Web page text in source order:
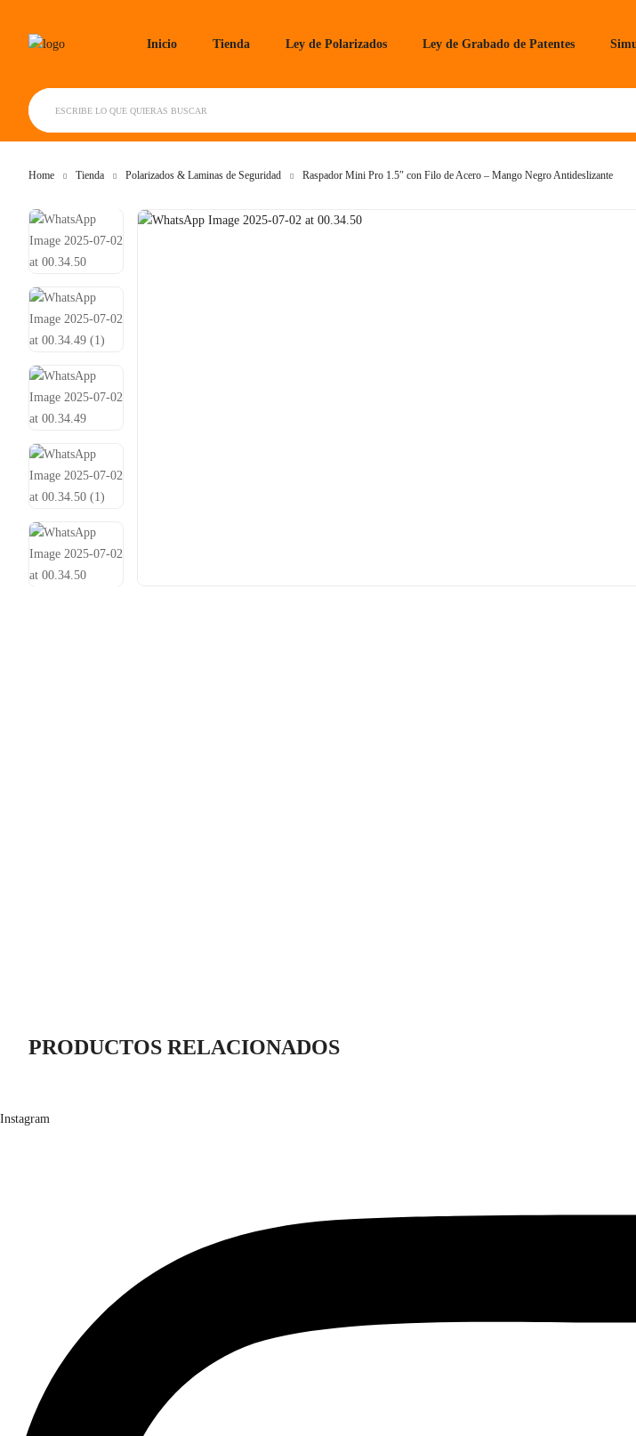
content
Inicio Tienda Ley de Polarizados Ley de Grabado de Patentes
ESCRIBE LO QUE QUIERAS BUSCAR
Home Tienda Polarizados & Laminas de Seguridad Raspador Mini Pro 1.5″ con Filo de Acero – Mango Negro Antideslizante
PRODUCTOS RELACIONADOS
Instagram